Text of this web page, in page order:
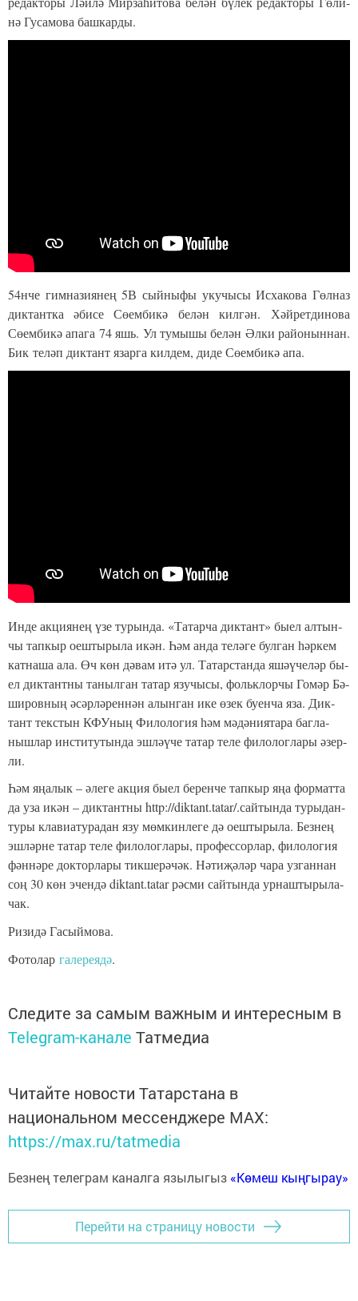
нә Гу­са­мо­ва баш­ка­рды.
54нче гимназиянең 5В сыйныфы укучысы Исхакова Гөлназ
диктантка әбисе Сөембикә белән килгән. Хәйретдинова
Сөембикә апага 74 яшь. Ул тумышы белән Әлки районыннан.
Бик теләп диктант язарга килдем, диде Сөембикә апа.
Ин­де ак­ци­я­нең үзе ту­рын­да. «Та­тар­ча дик­тант» бы­ел ал­тын­
чы тап­кыр оеш­ты­ры­ла икән. Һәм ан­да те­лә­ге бул­ган һәр­кем
кат­на­ша ала. Өч көн дә­вам итә ул. Та­тарс­тан­да яшәү­че­ләр бы­
ел дик­тант­ны та­ныл­ган та­тар язу­чы­сы, фольк­лор­чы Го­мәр Бә­
ши­ров­ның әсәр­лә­рен­нән алын­ган ике өзек бу­ен­ча яза. Дик­
тант текс­тын КФУ­ның Фи­ло­ло­гия һәм мә­дә­ни­я­та­ра баг­ла­
ныш­лар инс­ти­ту­тын­да эш­ләү­че та­тар те­ле фи­ло­лог­ла­ры әзер­
ли.
Һәм яңа­лык – әле­ге ак­ция бы­ел бе­рен­че тап­кыр яңа фор­мат­та
да уза икән – дик­тант­ны http://diktant.tatar/.сай­тын­да ту­ры­дан-
ту­ры кла­ви­а­ту­ра­дан язу мөм­кин­ле­ге дә оеш­ты­ры­ла. Без­нең
эш­ләр­не та­тар те­ле фи­ло­лог­ла­ры, про­фес­сор­лар, фи­ло­ло­гия
фән­нә­ре док­тор­ла­ры тик­ше­рә­чәк. Нә­ти­җә­ләр ча­ра уз­ган­нан
соң 30 көн эчен­дә diktant.tatar рәс­ми сай­тын­да ур­наш­ты­ры­ла­
чак.
Ризидә Гасыймова.
Фотолар галереядә.
Следите за самым важным и интересным в
Telegram-канале Татмедиа
Читайте новости Татарстана в
национальном мессенджере MАХ:
https://max.ru/tatmedia
Безнең телеграм каналга язылыгыз «Көмеш кыңгырау»
Перейти на страницу новости